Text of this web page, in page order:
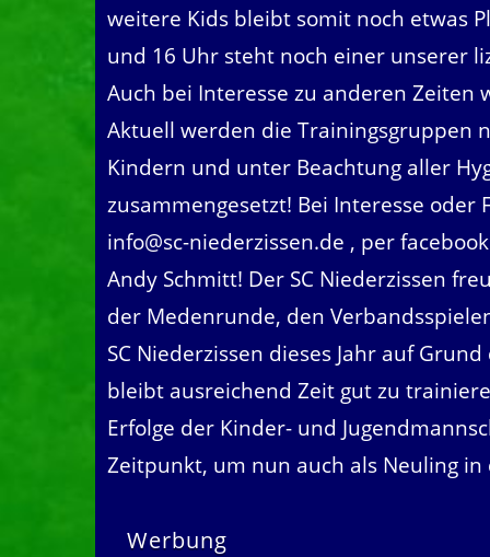
weitere Kids bleibt somit noch etwas
und 16 Uhr steht noch einer unserer
Auch bei Interesse zu anderen
Aktuell werden die Trainingsgruppen
Kindern und unter Beachtung aller
zusammengesetzt! Bei Interesse oder
info@sc-niederzissen.de , per
Andy Schmitt! Der SC Niederzissen
der Medenrunde, den
SC Niederzissen dieses Jahr auf
bleibt ausreichend Zeit gut zu
Erfolge der Kinder- und
Zeitpunkt, um nun auch als Neuling
Werbung